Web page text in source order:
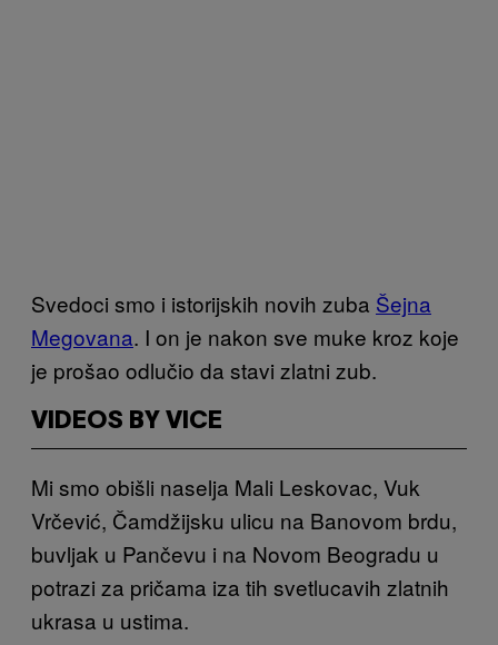
Svedoci smo i istorijskih novih zuba Šejna
Megovana. I on je nakon sve muke kroz koje
je prošao odlučio da stavi zlatni zub.
VIDEOS BY VICE
Mi smo obišli naselja Mali Leskovac, Vuk
Vrčević, Čamdžijsku ulicu na Banovom brdu,
buvljak u Pančevu i na Novom Beogradu u
potrazi za pričama iza tih svetlucavih zlatnih
ukrasa u ustima.